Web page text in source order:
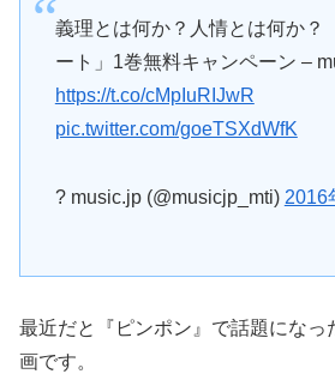
義理とは何か？人情とは何か
ート」1巻無料キャンペーン –
https://t.co/cMpIuRIJwR
pic.twitter.com/goeTSXdWfK
? music.jp (@musicjp_mti) 2016
最近だと『ピンポン』で話題になっ
画です。